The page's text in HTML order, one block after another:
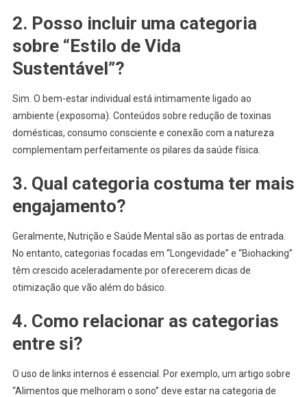
2. Posso incluir uma categoria
sobre “Estilo de Vida
Sustentável”?
Sim. O bem-estar individual está intimamente ligado ao
ambiente (exposoma). Conteúdos sobre redução de toxinas
domésticas, consumo consciente e conexão com a natureza
complementam perfeitamente os pilares da saúde física.
3. Qual categoria costuma ter mais
engajamento?
Geralmente, Nutrição e Saúde Mental são as portas de entrada.
No entanto, categorias focadas em “Longevidade” e “Biohacking”
têm crescido aceleradamente por oferecerem dicas de
otimização que vão além do básico.
4. Como relacionar as categorias
entre si?
O uso de links internos é essencial. Por exemplo, um artigo sobre
“Alimentos que melhoram o sono” deve estar na categoria de